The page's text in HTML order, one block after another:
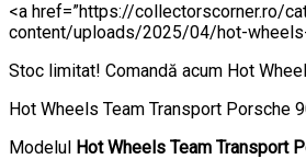
<a href=”https://collectorscorner.ro/
content/uploads/2025/04/hot-wheels-
Stoc limitat! Comandă acum Hot
Hot Wheels Team Transport Porsche
Modelul Hot Wheels Team Transport